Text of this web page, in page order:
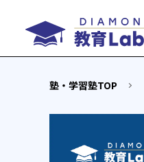
塾・学習塾TOP